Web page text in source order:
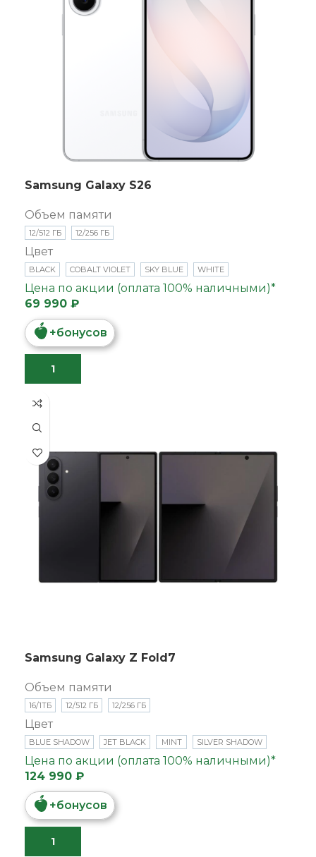
Samsung Galaxy S26
Объем памяти
12/512 ГБ 12/256 ГБ
Цвет
BLACK COBALT VIOLET SKY BLUE WHITE
Цена по акции (оплата 100% наличными)*
69 990 ₽
+бонусов
Samsung Galaxy Z Fold7
Объем памяти
16/1ТБ 12/512 ГБ 12/256 ГБ
Цвет
BLUE SHADOW JET BLACK MINT SILVER SHADOW
Цена по акции (оплата 100% наличными)*
124 990 ₽
+бонусов